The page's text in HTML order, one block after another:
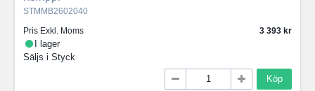
STMMB2602040
Pris Exkl. Moms
3 393
I lager
Säljs i Styck
Köp